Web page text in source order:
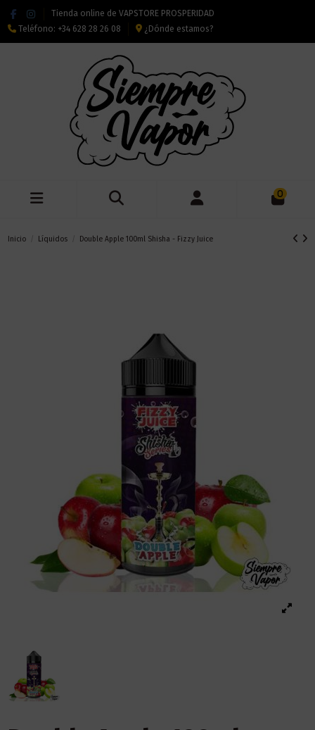
Tienda online de VAPSTORE PROSPERIDAD
Teléfono: +34 628 28 26 08 ¿Dónde estamos?
0
Inicio Líquidos Double Apple 100ml Shisha - Fizzy Juice